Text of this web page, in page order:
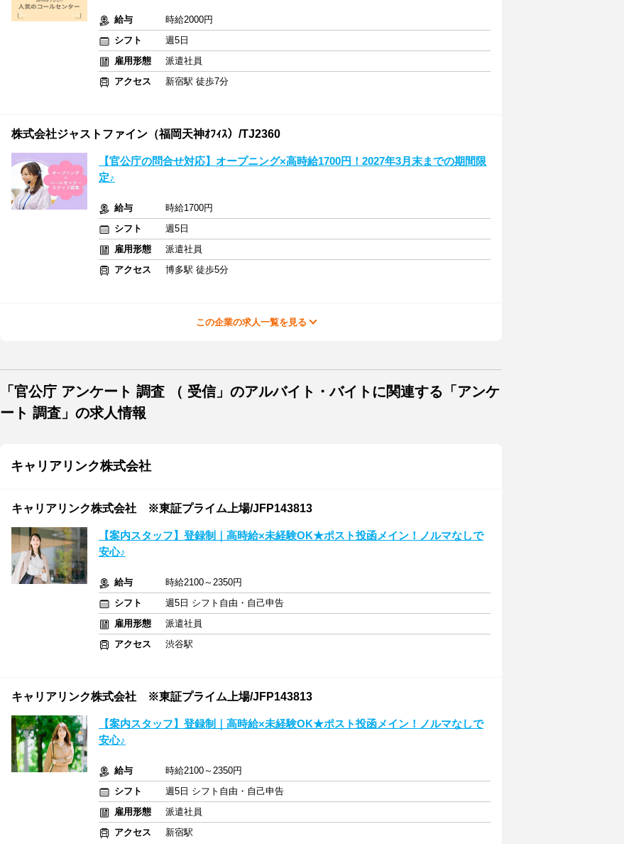
給与
時給2000円
シフト
週5日
雇用形態
派遣社員
アクセス
新宿駅 徒歩7分
株式会社ジャストファイン（福岡天神ｵﾌｨｽ）/TJ2360
【官公庁の問合せ対応】オープニング×高時給1700円！2027年3月末までの期間限
定♪
給与
時給1700円
シフト
週5日
雇用形態
派遣社員
アクセス
博多駅 徒歩5分
この企業の求人一覧を見る
「官公庁 アンケート 調査 （ 受信」のアルバイト・バイトに関連する「アンケ
ート 調査」の求人情報
キャリアリンク株式会社
キャリアリンク株式会社 ※東証プライム上場/JFP143813
【案内スタッフ】登録制｜高時給×未経験OK★ポスト投函メイン！ノルマなしで
安心♪
給与
時給2100～2350円
シフト
週5日 シフト自由・自己申告
雇用形態
派遣社員
アクセス
渋谷駅
キャリアリンク株式会社 ※東証プライム上場/JFP143813
【案内スタッフ】登録制｜高時給×未経験OK★ポスト投函メイン！ノルマなしで
安心♪
給与
時給2100～2350円
シフト
週5日 シフト自由・自己申告
雇用形態
派遣社員
アクセス
新宿駅